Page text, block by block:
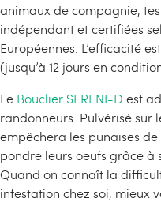
animaux de compagnie,
indépendant et certifiées
Européennes. L’efficacité
(jusqu’à 12 jours en
Le Bouclier SERENI-D est
randonneurs. Pulvérisé sur
empêchera les punaises
pondre leurs oeufs grâce à
Quand on connaît la
infestation chez soi, mieux